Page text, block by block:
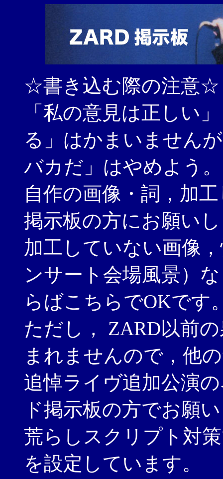
☆書き込む際の注意☆
「私の意見は正しい
る」はかまいません
バカだ」はやめよう。
自作の画像・詞，加
掲示板の方にお願い
加工していない画像
ンサート会場風景）
らばこちらでOKです
ただし， ZARD以前
まれませんので，他
追悼ライヴ追加公演
ド掲示板の方でお願
荒らしスクリプト対
を設定しています。